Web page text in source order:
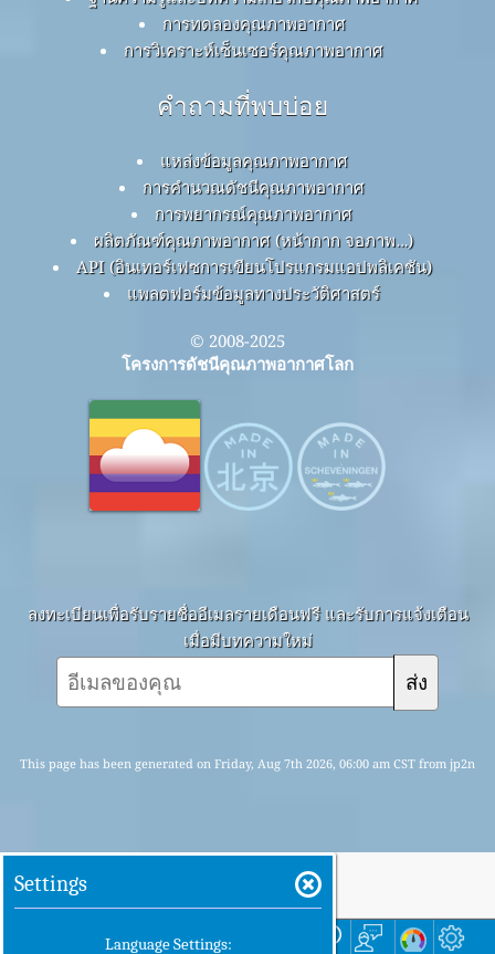
บ้าน ที่นี่
การทดลองคุณภาพอากาศ
การวิเคราะห์เซ็นเซอร์คุณภาพอากาศ
คำถามที่พบบ่อย
แหล่งข้อมูลคุณภาพอากาศ
การคำนวณดัชนีคุณภาพอากาศ
การพยากรณ์คุณภาพอากาศ
ผลิตภัณฑ์คุณภาพอากาศ (หน้ากาก จอภาพ…)
API (อินเทอร์เฟซการเขียนโปรแกรมแอปพลิเคชัน)
แพลตฟอร์มข้อมูลทางประวัติศาสตร์
© 2008-2025
โครงการดัชนีคุณภาพอากาศโลก
ลงทะเบียนเพื่อรับรายชื่ออีเมลรายเดือนฟรี และรับการแจ้งเตือน
เมื่อมีบทความใหม่
ส่ง
This page has been generated on Friday, Aug 7th 2026, 06:00 am CST from jp2n
Settings
Language Settings: